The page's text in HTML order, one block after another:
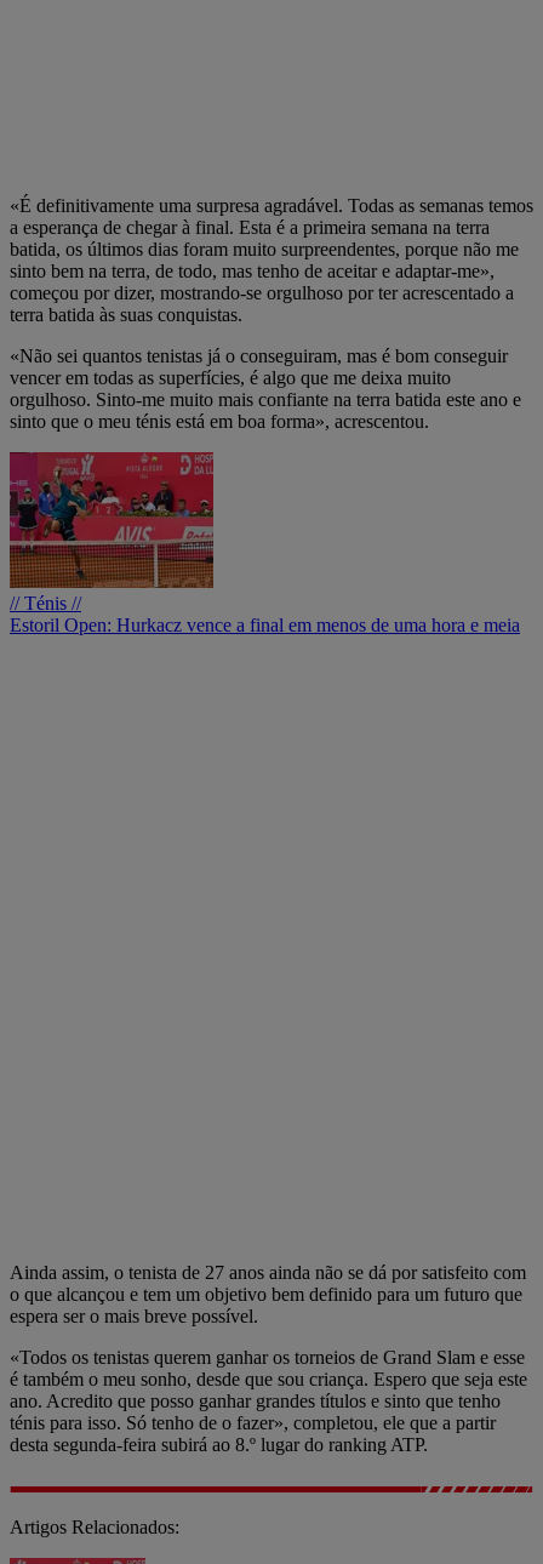
«É definitivamente uma surpresa agradável. Todas as semanas temos
a esperança de chegar à final. Esta é a primeira semana na terra
batida, os últimos dias foram muito surpreendentes, porque não me
sinto bem na terra, de todo, mas tenho de aceitar e adaptar-me»,
começou por dizer, mostrando-se orgulhoso por ter acrescentado a
terra batida às suas conquistas.
«Não sei quantos tenistas já o conseguiram, mas é bom conseguir
vencer em todas as superfícies, é algo que me deixa muito
orgulhoso. Sinto-me muito mais confiante na terra batida este ano e
sinto que o meu ténis está em boa forma», acrescentou.
// Ténis //
Estoril Open: Hurkacz vence a final em menos de uma hora e meia
Ainda assim, o tenista de 27 anos ainda não se dá por satisfeito com
o que alcançou e tem um objetivo bem definido para um futuro que
espera ser o mais breve possível.
«Todos os tenistas querem ganhar os torneios de Grand Slam e esse
é também o meu sonho, desde que sou criança. Espero que seja este
ano. Acredito que posso ganhar grandes títulos e sinto que tenho
ténis para isso. Só tenho de o fazer», completou, ele que a partir
desta segunda-feira subirá ao 8.º lugar do ranking ATP.
Artigos Relacionados: